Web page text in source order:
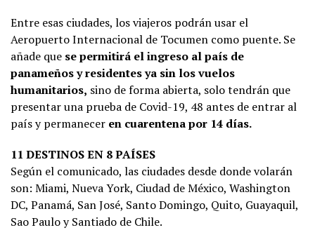
Entre esas ciudades, los viajeros podrán usar el
Aeropuerto Internacional de Tocumen como puente. Se
añade que se permitirá el ingreso al país de
panameños y residentes ya sin los vuelos
humanitarios, sino de forma abierta, solo tendrán que
presentar una prueba de Covid-19, 48 antes de entrar al
país y permanecer en cuarentena por 14 días.
11 DESTINOS EN 8 PAÍSES
Según el comunicado, las ciudades desde donde volarán
son: Miami, Nueva York, Ciudad de México, Washington
DC, Panamá, San José, Santo Domingo, Quito, Guayaquil,
Sao Paulo y Santiado de Chile.